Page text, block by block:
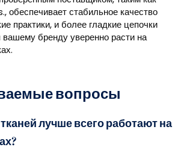
стабильное качество
практики, и более гладкие цепочки
вашему бренду уверенно расти на
вопросы
лучше всего работают на